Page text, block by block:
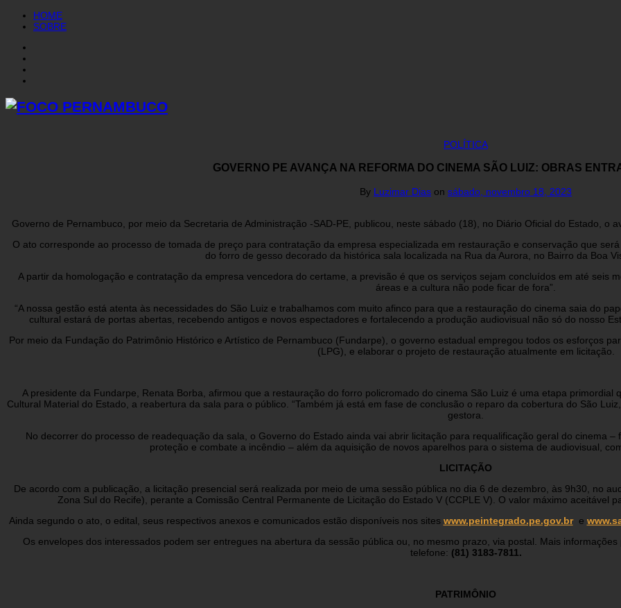
HOME
SOBRE
POLÍTICA
GOVERNO PE AVANÇA NA REFORMA DO CINEMA SÃO LUIZ: OBRAS
By Luzimar Dias on sábado, novembro 18, 2023
Governo de Pernambuco, por meio da Secretaria de Administração -SAD-PE, publicou, neste sábado (18), no Diário Oficial do Estado, o
O ato corresponde ao processo de tomada de preço para contratação da empresa especializada em restauração e conservação que
do forro de gesso decorado da histórica sala localizada na Rua da Aurora, no Bairro da Boa
A partir da homologação e contratação da empresa vencedora do certame, a previsão é que os serviços sejam concluídos em até seis
áreas e a cultura não pode ficar de fora”.
“A nossa gestão está atenta às necessidades do São Luiz e trabalhamos com muito afinco para que a restauração do cinema saia do
cultural estará de portas abertas, recebendo antigos e novos espectadores e fortalecendo a produção audiovisual não só do nosso
Por meio da Fundação do Patrimônio Histórico e Artístico de Pernambuco (Fundarpe), o governo estadual empregou todos os esforços
(LPG), e elaborar o projeto de restauração atualmente em licitação.
A presidente da Fundarpe, Renata Borba, afirmou que a restauração do forro policromado do cinema São Luiz é uma etapa
Cultural Material do Estado, a reabertura da sala para o público. “Também já está em fase de conclusão o reparo da cobertura do São
gestora.
No decorrer do processo de readequação da sala, o Governo do Estado ainda vai abrir licitação para requalificação geral do cinema
proteção e combate a incêndio – além da aquisição de novos aparelhos para o sistema de audiovisual,
LICITAÇÃO
De acordo com a publicação, a licitação presencial será realizada por meio de uma sessão pública no dia 6 de dezembro, às 9h30, no
Zona Sul do Recife), perante a Comissão Central Permanente de Licitação do Estado V (CCPLE V). O valor máximo aceitável
Ainda segundo o ato, o edital, seus respectivos anexos e comunicados estão disponíveis nos sites www.peintegrado.pe.gov.br e
Os envelopes dos interessados podem ser entregues na abertura da sessão pública ou, no mesmo prazo, via postal. Mais
telefone: (81) 3183-7811.
PATRIMÔNIO